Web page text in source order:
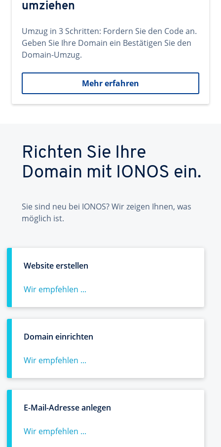
umziehen
Umzug in 3 Schritten: Fordern Sie den Code an.
Geben Sie Ihre Domain ein Bestätigen Sie den
Domain-Umzug.
Mehr erfahren
Richten Sie Ihre
Domain mit IONOS ein.
Sie sind neu bei IONOS? Wir zeigen Ihnen, was
möglich ist.
Website erstellen
Wir empfehlen ...
Domain einrichten
Wir empfehlen ...
E-Mail-Adresse anlegen
Wir empfehlen ...